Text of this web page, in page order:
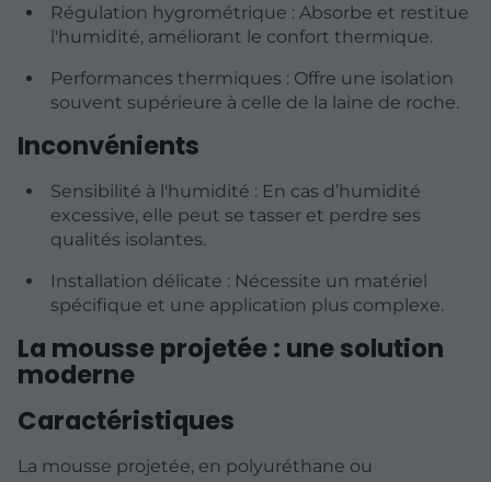
Régulation hygrométrique : Absorbe et restitue
l'humidité, améliorant le confort thermique.
Performances thermiques : Offre une isolation
souvent supérieure à celle de la laine de roche.
Inconvénients
Sensibilité à l'humidité : En cas d’humidité
excessive, elle peut se tasser et perdre ses
qualités isolantes.
Installation délicate : Nécessite un matériel
spécifique et une application plus complexe.
La mousse projetée : une solution
moderne
Caractéristiques
La mousse projetée, en polyuréthane ou